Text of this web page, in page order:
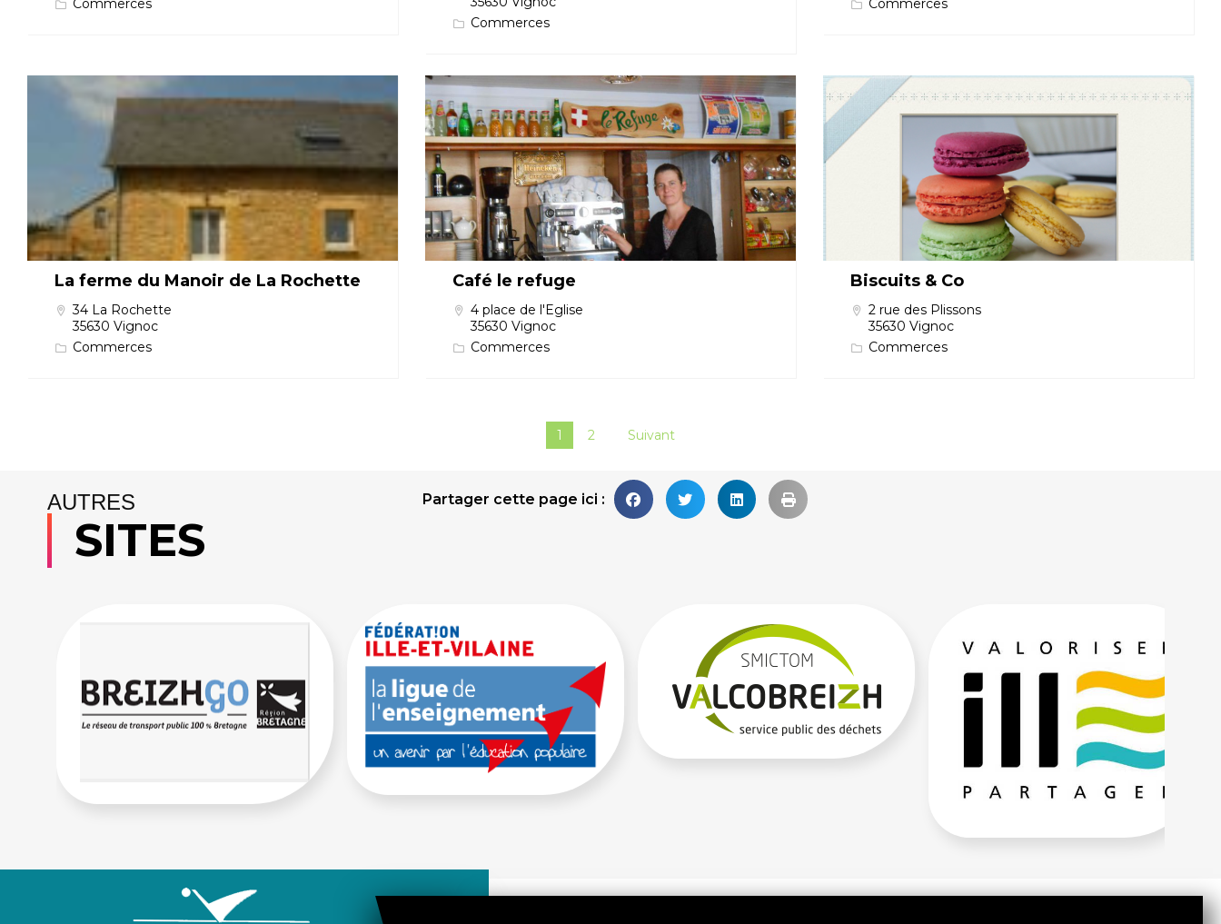
Commerces
Commerces
Commerces
La ferme du Manoir de La Rochette
34 La Rochette
35630 Vignoc
Commerces
Café le refuge
4 place de l'Eglise
35630 Vignoc
Commerces
Biscuits & Co
2 rue des Plissons
35630 Vignoc
Commerces
1 2 Suivant
Partager cette page ici :
AUTRES
SITES